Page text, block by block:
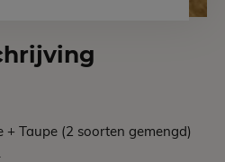
Taupe (2 soorten gemengd)